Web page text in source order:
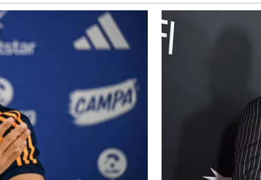
தீங்கு விளைவிக்கும், எனவே
மற்றவர்களை விட உங்கள் சொந்த முடிவுக்கு